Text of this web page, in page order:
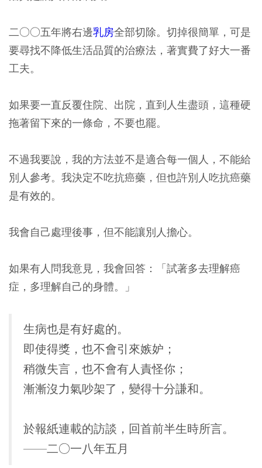
二○○五年將右邊乳房全部切除。切掉很簡單，可是
要尋找不降低生活品質的治療法，著實費了好大一番
工夫。
如果要一直反覆住院、出院，直到人生盡頭，這種硬
拖著留下來的一條命，不要也罷。
不過我要說，我的方法並不是適合每一個人，不能給
別人參考。我決定不吃抗癌藥，但也許別人吃抗癌藥
是有效的。
我會自己處理後事，但不能讓別人擔心。
如果有人問我意見，我會回答：「試著多去理解癌
症，多理解自己的身體。」
生病也是有好處的。
即使得獎，也不會引來嫉妒；
稍微失言，也不會有人責怪你；
漸漸沒力氣吵架了，變得十分謙和。
於報紙連載的訪談，回首前半生時所言。
——二○一八年五月